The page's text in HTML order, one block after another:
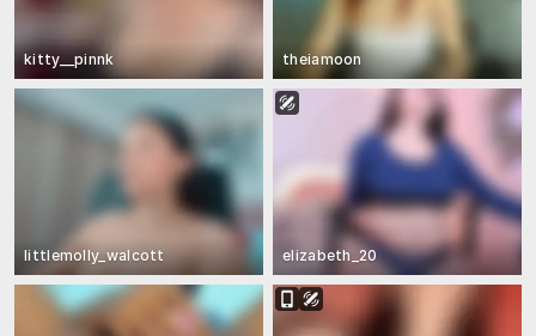
kitty__pinnk theiamoon
littlemolly_walcott elizabeth_20